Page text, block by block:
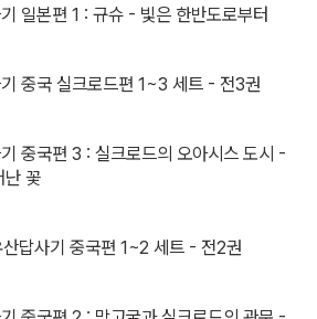
일본편 1 : 규슈 - 빛은 한반도로부터
중국 실크로드편 1~3 세트 - 전3권
중국편 3 : 실크로드의 오아시스 도시 -
난 꽃
답사기 중국편 1~2 세트 - 전2권